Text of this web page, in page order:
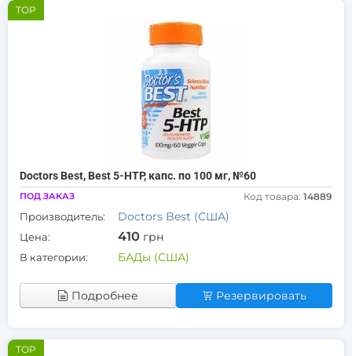
TOP
Doctors Best, Best 5-HTP, капс. по 100 мг, №60
ПОД ЗАКАЗ Код товара: 14889
Производитель: Doctors Best (США)
Цена: 410 грн
В категории: БАДы (США)
Подробнее Резервировать
TOP